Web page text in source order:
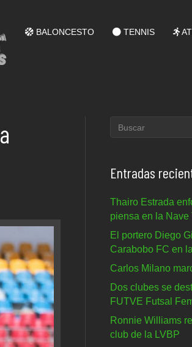
BALONCESTO TENNIS
Entradas
Thairo Estrada
piensa en la Nave
El portero Diego
Carabobo FC en
Carlos Milano
Dos clubes se
FUTVE Futsal
Ronnie Williams
club de la LVBP